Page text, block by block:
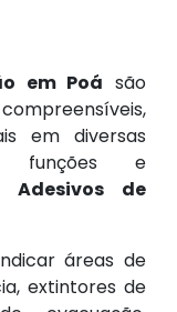
em Poá são
em diversas
funções e
Adesivos de
áreas de
extintores de